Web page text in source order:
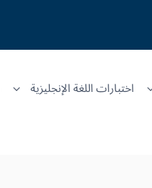
اختبارات اللغة الإنجليزية